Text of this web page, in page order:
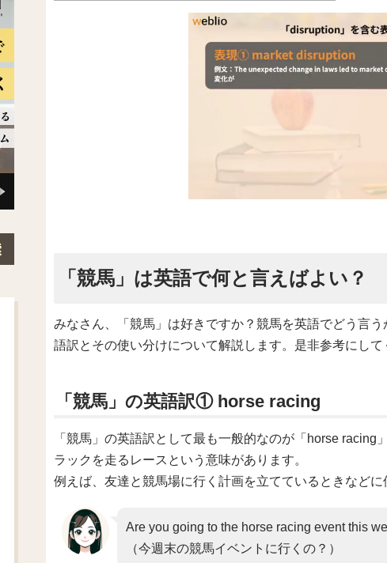
「競馬」は英語で何と言えばよい？
みなさん、「競馬」は好きですか？競馬を英語でどう言
語訳とその使い分けについて解説します。是非参考にして
「競馬」の英語訳① horse racing
「競馬」の英語訳として最も一般的なのが「horse racing
ラックを走るレースという意味があります。
例えば、友達と競馬場に行く計画を立てているときなどに
Are you going to the horse racing event this
（今週末の競馬イベントに行くの？）